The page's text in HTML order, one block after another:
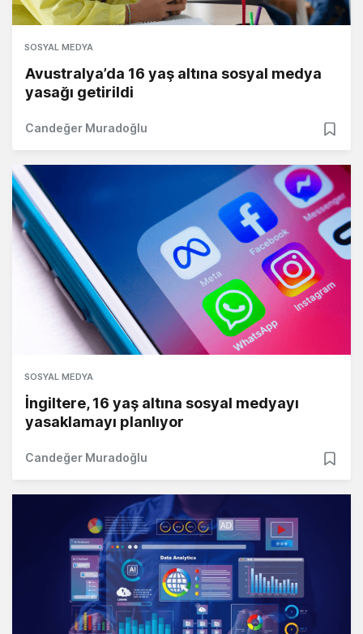
SOSYAL MEDYA
Avustralya’da 16 yaş altına sosyal medya
yasağı getirildi
Candeğer Muradoğlu
SOSYAL MEDYA
İngiltere, 16 yaş altına sosyal medyayı
yasaklamayı planlıyor
Candeğer Muradoğlu